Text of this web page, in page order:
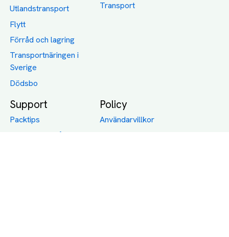
Utlandstransport
Flytt
Förråd och lagring
Transportnäringen i
Sverige
Dödsbo
Transport
Support
Packtips
Jämför pris på rätt
Policy
Användarvillkor